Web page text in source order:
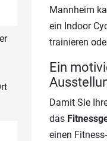
Mannheim
ein Indoor
trainieren
Ein
Damit Sie
das
einen